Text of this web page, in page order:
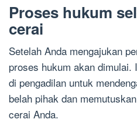
Proses hukum
cerai
Setelah Anda mengajukan
proses hukum akan
di pengadilan untuk
belah pihak dan
cerai Anda.